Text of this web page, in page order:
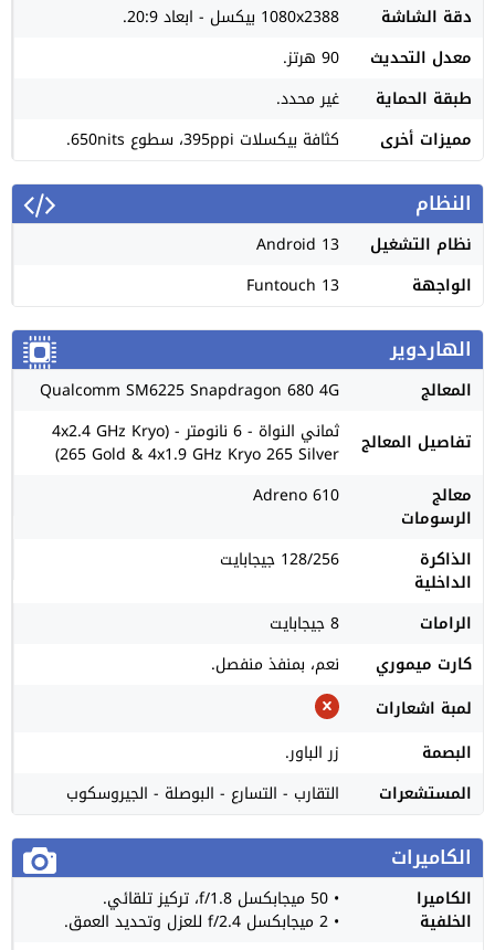
دقة الشاشة
1080x2388 بيكسل - ابعاد 20:9.
معدل التحديث
90 هرتز.
طبقة الحماية
غير محدد.
مميزات أخرى
كثافة بيكسلات 395ppi، سطوع 650nits.
النظام
نظام التشغيل
Android 13
الواجهة
Funtouch 13
الهاردوير
المعالج
Qualcomm SM6225 Snapdragon 680 4G
تفاصيل المعالج
ثماني النواة - 6 نانومتر - (4x2.4 GHz Kryo
265 Gold & 4x1.9 GHz Kryo 265 Silver)
معالج
الرسومات
Adreno 610
الذاكرة
الداخلية
128/256 جيجابايت
الرامات
8 جيجابايت
كارت ميموري
نعم، بمنفذ منفصل.
لمبة اشعارات
البصمة
زر الباور.
المستشعرات
التقارب - التسارع - البوصلة - الجيروسكوب
الكاميرات
الكاميرا
الخلفية
• 50 ميجابكسل f/1.8، تركيز تلقائي.
• 2 ميجابكسل f/2.4 للعزل وتحديد العمق.